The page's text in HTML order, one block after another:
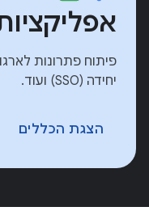
פיתוח פתרונות
יחידה (SSO) ועוד.
הצגת הכללים